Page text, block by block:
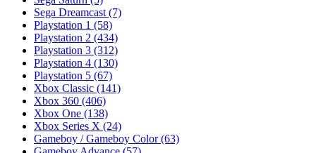
Sega Dreamcast (7)
Playstation 1 (58)
Playstation 2 (434)
Playstation 3 (312)
Playstation 4 (130)
Playstation 5 (67)
Xbox Classic (141)
Xbox 360 (406)
Xbox One (138)
Xbox Series X (24)
Gameboy / Gameboy Color(63)